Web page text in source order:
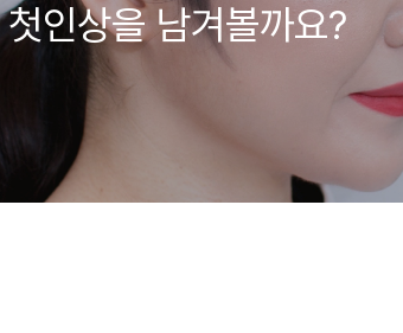
인상을 남겨볼까요?